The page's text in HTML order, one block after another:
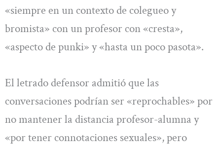
«siempre en un contexto de colegueo y
bromista» con un profesor con «cresta»,
«aspecto de punki» y «hasta un poco pasota».
El letrado defensor admitió que las
conversaciones podrían ser «reprochables» por
no mantener la distancia profesor-alumna y
«por tener connotaciones sexuales», pero